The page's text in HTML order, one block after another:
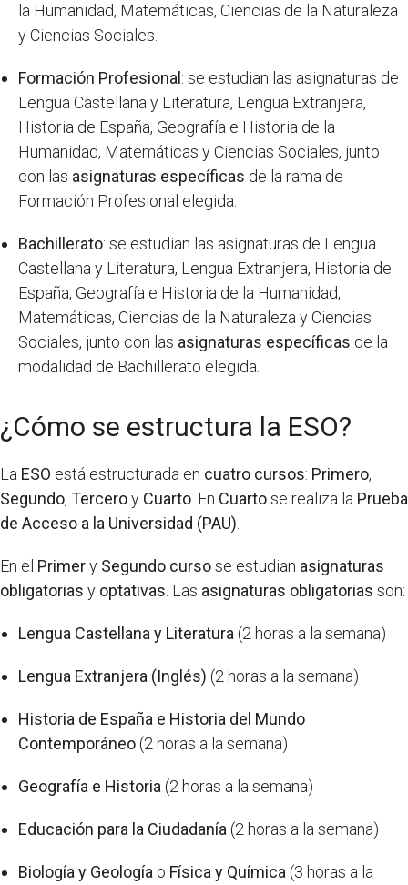
la Humanidad, Matemáticas, Ciencias de la Naturaleza
y Ciencias Sociales.
Formación Profesional : se estudian las asignaturas de
Lengua Castellana y Literatura, Lengua Extranjera,
Historia de España, Geografía e Historia de la
Humanidad, Matemáticas y Ciencias Sociales, junto
con las asignaturas específicas de la rama de
Formación Profesional elegida.
Bachillerato: se estudian las asignaturas de Lengua
Castellana y Literatura, Lengua Extranjera, Historia de
España, Geografía e Historia de la Humanidad,
Matemáticas, Ciencias de la Naturaleza y Ciencias
Sociales, junto con las asignaturas específicas de la
modalidad de Bachillerato elegida.
¿Cómo se estructura la ESO?
La ESO está estructurada en cuatro cursos: Primero,
Segundo, Terceroy Cuarto . En Cuartose realiza la Prueba
de Acceso a la Universidad (PAU)
En el Primery Segundo cursose estudian asignaturas
obligatorias y optativas . Las asignaturas obligatorias son:
Lengua Castellana y Literatura (2 horas a la semana)
Lengua Extranjera (Inglés) (2 horas a la semana)
Historia de España e Historia del Mundo
Contemporáneo (2 horas a la semana)
Geografía e Historia (2 horas a la semana)
Educación para la Ciudadanía (2 horas a la semana)
Biología y Geología o Física y Química (3 horas a la